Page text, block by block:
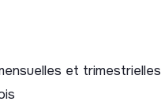
et trimestrielles